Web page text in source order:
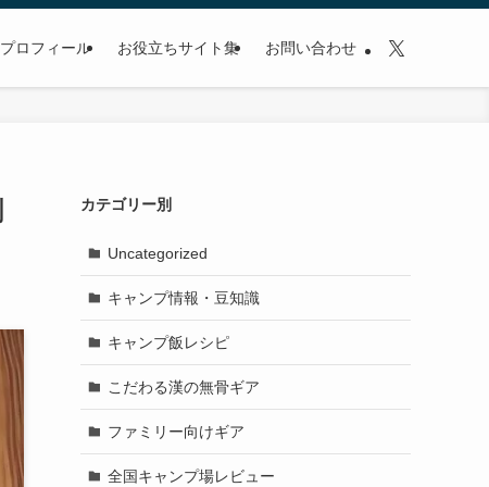
プロフィール お役立ちサイト集 お問い合わせ
カテゴリー別
Uncategorized
キャンプ情報・豆知識
キャンプ飯レシピ
こだわる漢の無骨ギア
ファミリー向けギア
全国キャンプ場レビュー